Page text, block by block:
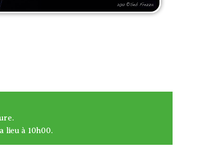
lieu à 10h00.